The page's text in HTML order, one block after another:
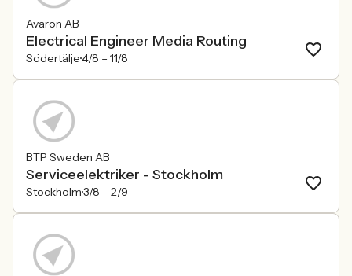
Avaron AB
Electrical Engineer Media Routing
Södertälje4/8 – 11/8
BTP Sweden AB
Serviceelektriker - Stockholm
Stockholm3/8 – 2/9